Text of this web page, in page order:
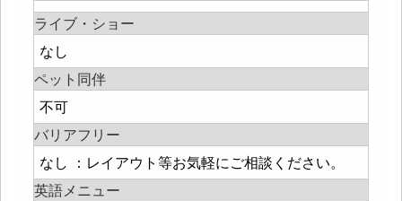
ライブ・ショー
なし
ペット同伴
不可
バリアフリー
なし ：レイアウト等お気軽にご相談ください。
英語メニュー